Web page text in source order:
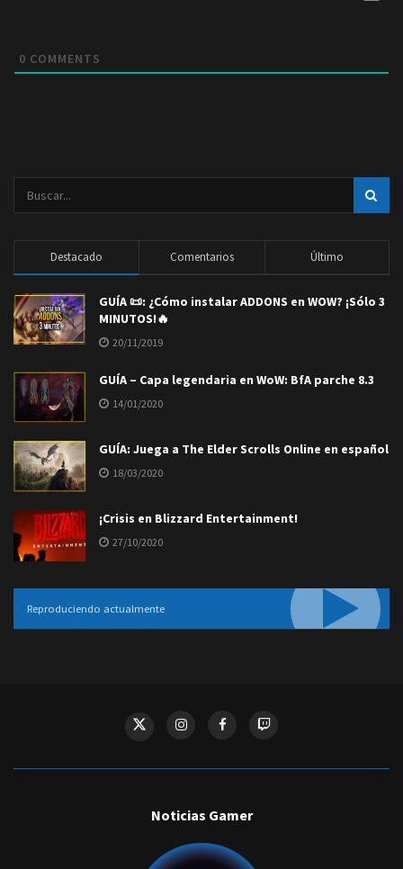
0 COMMENTS
Destacado Comentarios Último
GUÍA 📜: ¿Cómo instalar ADDONS en WOW? ¡Sólo 3
MINUTOS!🔥
20/11/2019
GUÍA – Capa legendaria en WoW: BfA parche 8.3
14/01/2020
GUÍA: Juega a The Elder Scrolls Online en español
18/03/2020
¡Crisis en Blizzard Entertainment!
27/10/2020
Reproduciendo actualmente
Noticias Gamer